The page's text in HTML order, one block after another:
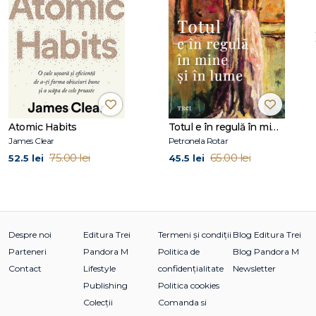
Junkie. A fost prezentată de Oprah în emisiunea SuperSoul
Sunday ca reprezentând „următoarea generație de lideri
de opinie", iar New York Times a numit-o „un nou model de
urmat". Apare cu regularitate ca expert în Dr. Oz Show și a
realizat, împreună cu Deepak Chopra, meditația ghidată cu
cel mai mare număr de participanți înregistrată în Cartea
Recordurilor Guiness.
La Editura Lifestyle Publishing, de aceeași autoare, a apărut
Detoxificarea spirituală: învață să nu-i mai judeci pe ceilalți!
Atomic Habits
James Clear
52.5 lei 75.00 lei
Totul e în regulă în mine și în lume
Petronela Rotar
45.5 lei 65.00 lei
Despre noi
Parteneri
Contact
Editura Trei
Pandora M
Lifestyle
Publishing
Colecții
Termeni și condiții
Politica de
confidențialitate
Politica cookies
Comanda si
Blog Editura Trei
Blog Pandora M
Newsletter